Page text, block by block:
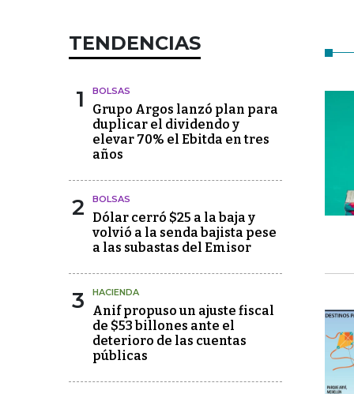
TENDENCIAS
1 BOLSAS
Grupo Argos lanzó plan para
duplicar el dividendo y
elevar 70% el Ebitda en tres
años
2 BOLSAS
Dólar cerró $25 a la baja y
volvió a la senda bajista pese
a las subastas del Emisor
3 HACIENDA
Anif propuso un ajuste fiscal
de $53 billones ante el
deterioro de las cuentas
públicas